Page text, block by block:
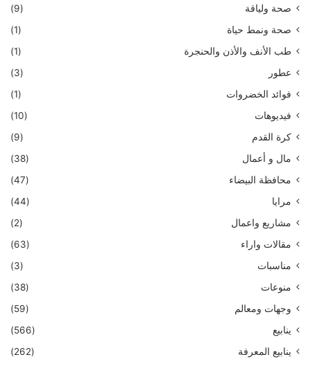
صحة ولياقة
(9)
صحة ونمط حياة
(1)
طب الأنف والأذن والحنجرة
(1)
عطور
(3)
فوائد الخضروات
(1)
فيديوهات
(10)
كرة القدم
(9)
مال و أعمال
(38)
محافظة البيضاء
(47)
مرايا
(44)
مشاريع واعمال
(2)
مقالات واراء
(63)
مناسبات
(3)
منوعات
(38)
وجهات ومعالم
(59)
ينابيع
(566)
ينابيع المعرفة
(262)